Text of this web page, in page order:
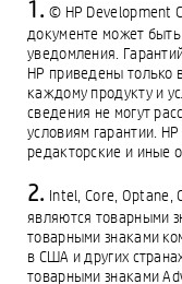
© HP Development
документе может
уведомления.
HP приведены только
каждому продукту и
сведения не могут
условиям гарантии.
редакторские и иные
Intel, Core, Optane,
являются товарными
товарными знаками
в США и других
товарными знаками